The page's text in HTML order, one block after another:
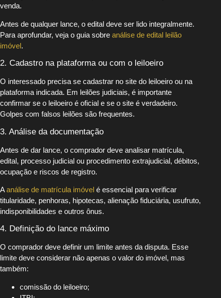
venda.
Antes de qualquer lance, o edital deve ser lido integralmente.
Para aprofundar, veja o guia sobre análise de edital leilão
imóvel.
2. Cadastro na plataforma ou com o leiloeiro
O interessado precisa se cadastrar no site do leiloeiro ou na
plataforma indicada. Em leilões judiciais, é importante
confirmar se o leiloeiro é oficial e se o site é verdadeiro.
Golpes com falsos leilões são frequentes.
3. Análise da documentação
Antes de dar lance, o comprador deve analisar matrícula,
edital, processo judicial ou procedimento extrajudicial, débitos,
ocupação e riscos de registro.
Aanálise de matrícula imóvel é essencial para verificar
titularidade, penhoras, hipotecas, alienação fiduciária, usufruto,
indisponibilidades e outros ônus.
4. Definição do lance máximo
O comprador deve definir um limite antes da disputa. Esse
limite deve considerar não apenas o valor do imóvel, mas
também:
comissão do leiloeiro;